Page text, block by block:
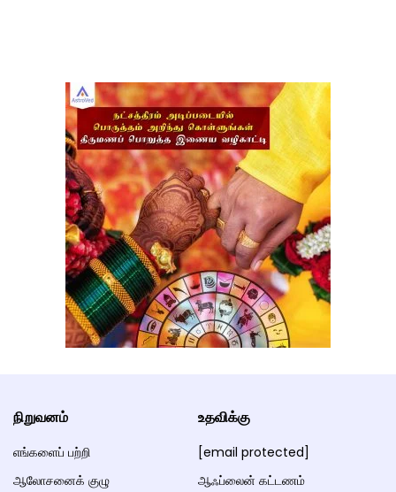
நிறுவனம்
எங்களைப் பற்றி
ஆலோசனைக் குழு
உதவிக்கு
[email protected]
ஆஃப்லைன் கட்டணம்